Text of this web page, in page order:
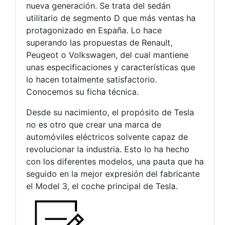
nueva generación. Se trata del sedán
utilitario de segmento D que más ventas ha
protagonizado en España. Lo hace
superando las propuestas de Renault,
Peugeot o Volkswagen, del cual mantiene
unas especificaciones y características que
lo hacen totalmente satisfactorio.
Conocemos su ficha técnica.
Desde su nacimiento, el propósito de Tesla
no es otro que crear una marca de
automóviles eléctricos solvente capaz de
revolucionar la industria. Esto lo ha hecho
con los diferentes modelos, una pauta que ha
seguido en la mejor expresión del fabricante
el Model 3, el coche principal de Tesla.